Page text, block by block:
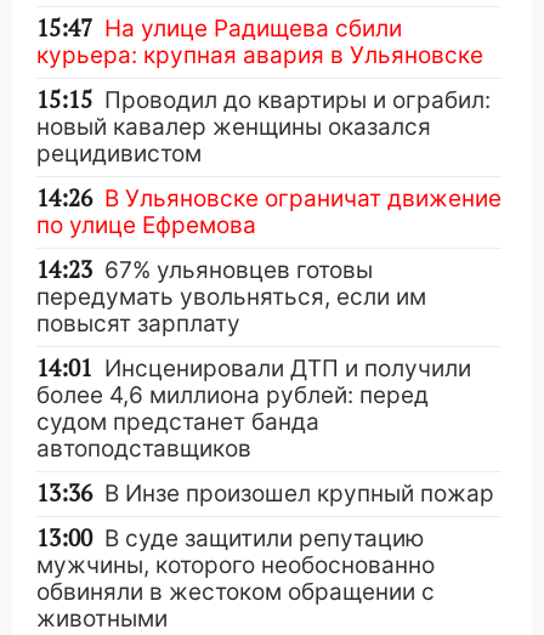
15:47 На улице Радищева сбили
курьера: крупная авария в Ульяновске
15:15 Проводил до квартиры и ограбил:
новый кавалер женщины оказался
рецидивистом
14:26 В Ульяновске ограничат движение
по улице Ефремова
14:23 67% ульяновцев готовы
передумать увольняться, если им
повысят зарплату
14:01 Инсценировали ДТП и получили
более 4,6 миллиона рублей: перед
судом предстанет банда
автоподставщиков
13:36 В Инзе произошел крупный пожар
13:00 В суде защитили репутацию
мужчины, которого необоснованно
обвиняли в жестоком обращении с
животными